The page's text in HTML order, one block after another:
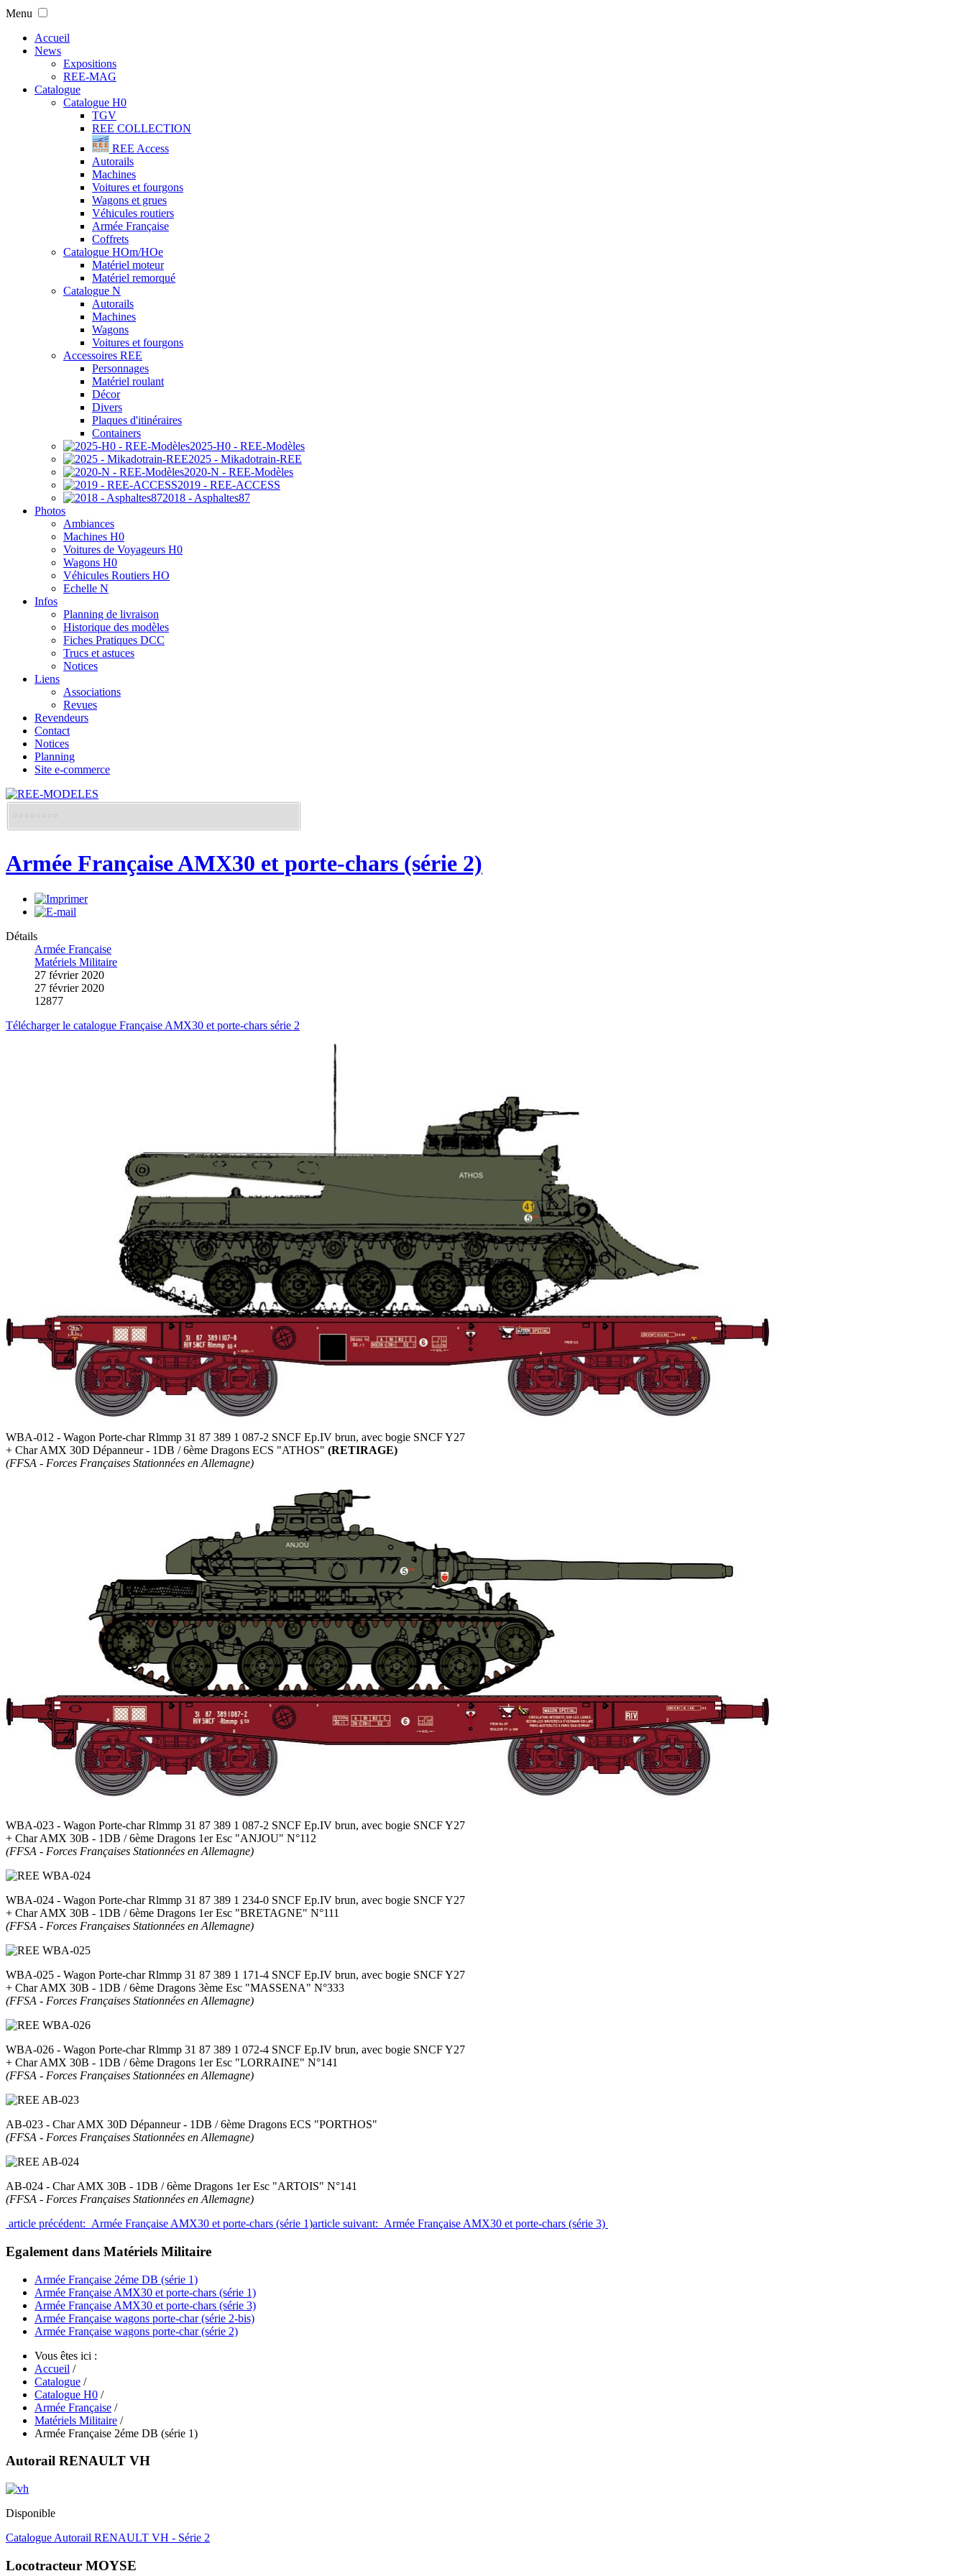
Menu
Accueil
News
Expositions
REE-MAG
Catalogue
Catalogue H0
TGV
REE COLLECTION
REE Access
Autorails
Machines
Voitures et fourgons
Wagons et grues
Véhicules routiers
Armée Française
Coffrets
Catalogue HOm/HOe
Matériel moteur
Matériel remorqué
Catalogue N
Autorails
Machines
Wagons
Voitures et fourgons
Accessoires REE
Personnages
Matériel roulant
Décor
Divers
Plaques d'itinéraires
Containers
2025-H0 - REE-Modèles
2025 - Mikadotrain-REE
2020-N - REE-Modèles
2019 - REE-ACCESS
2018 - Asphaltes87
Photos
Ambiances
Machines H0
Voitures de Voyageurs H0
Wagons H0
Véhicules Routiers HO
Echelle N
Infos
Planning de livraison
Historique des modèles
Fiches Pratiques DCC
Trucs et astuces
Notices
Liens
Associations
Revues
Revendeurs
Contact
Notices
Planning
Site e-commerce
Armée Française AMX30 et porte-chars (série 2)
Détails
Armée Française
Matériels Militaire
27 février 2020
27 février 2020
12877
Télécharger le catalogue Française AMX30 et porte-chars série 2
WBA-012 - Wagon Porte-char Rlmmp 31 87 389 1 087-2 SNCF Ep.IV brun, avec bogie SNCF Y27
+ Char AMX 30D Dépanneur - 1DB / 6ème Dragons ECS "ATHOS" (RETIRAGE)
(FFSA - Forces Françaises Stationnées en Allemagne)
WBA-023 - Wagon Porte-char Rlmmp 31 87 389 1 087-2 SNCF Ep.IV brun, avec bogie SNCF Y27
+ Char AMX 30B - 1DB / 6ème Dragons 1er Esc "ANJOU" N°112
(FFSA - Forces Françaises Stationnées en Allemagne)
WBA-024 - Wagon Porte-char Rlmmp 31 87 389 1 234-0 SNCF Ep.IV brun, avec bogie SNCF Y27
+ Char AMX 30B - 1DB / 6ème Dragons 1er Esc "BRETAGNE" N°111
(FFSA - Forces Françaises Stationnées en Allemagne)
WBA-025 - Wagon Porte-char Rlmmp 31 87 389 1 171-4 SNCF Ep.IV brun, avec bogie SNCF Y27
+ Char AMX 30B - 1DB / 6ème Dragons 3ème Esc "MASSENA" N°333
(FFSA - Forces Françaises Stationnées en Allemagne)
WBA-026 - Wagon Porte-char Rlmmp 31 87 389 1 072-4 SNCF Ep.IV brun, avec bogie SNCF Y27
+ Char AMX 30B - 1DB / 6ème Dragons 1er Esc "LORRAINE" N°141
(FFSA - Forces Françaises Stationnées en Allemagne)
AB-023 - Char AMX 30D Dépanneur - 1DB / 6ème Dragons ECS "PORTHOS"
(FFSA - Forces Françaises Stationnées en Allemagne)
AB-024 - Char AMX 30B - 1DB / 6ème Dragons 1er Esc "ARTOIS" N°141
(FFSA - Forces Françaises Stationnées en Allemagne)
article précédent: Armée Française AMX30 et porte-chars (série 1)article suivant: Armée Française AMX30 et porte-chars (série 3)
Egalement dans Matériels Militaire
Armée Française 2éme DB (série 1)
Armée Française AMX30 et porte-chars (série 1)
Armée Française AMX30 et porte-chars (série 3)
Armée Française wagons porte-char (série 2-bis)
Armée Française wagons porte-char (série 2)
Vous êtes ici :
Accueil /
Catalogue /
Catalogue H0 /
Armée Française /
Matériels Militaire /
Armée Française 2éme DB (série 1)
Autorail RENAULT VH
Disponible
Catalogue Autorail RENAULT VH - Série 2
Locotracteur MOYSE